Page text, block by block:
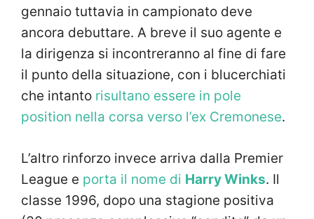
gennaio tuttavia in campionato deve
ancora debuttare. A breve il suo agente e
la dirigenza si incontreranno al fine di fare
il punto della situazione, con i blucerchiati
che intanto risultano essere in pole
position nella corsa verso l’ex Cremonese.
L’altro rinforzo invece arriva dalla Premier
League e porta il nome di Harry Winks. Il
classe 1996, dopo una stagione positiva